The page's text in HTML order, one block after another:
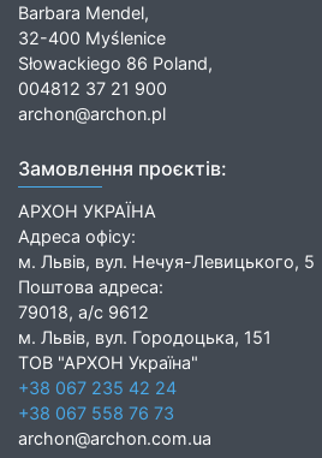
Barbara Mendel,
32-400 Myślenice
Słowackiego 86 Poland,
004812 37 21 900
archon@archon.pl
Замовлення проєктів:
АРХОН УКРАЇНА
Адреса офісу:
м. Львів, вул. Нечуя-Левицького, 5
Поштова адреса:
79018, а/с 9612
м. Львів, вул. Городоцька, 151
ТОВ "АРХОН Україна"
+38 067 235 42 24
+38 067 558 76 73
archon@archon.com.ua